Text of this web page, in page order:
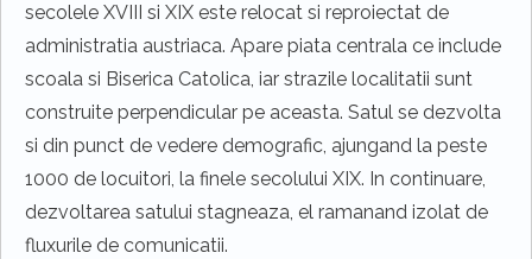
secolele XVIII si XIX este relocat si reproiectat de
administratia austriaca. Apare piata centrala ce include
scoala si Biserica Catolica, iar strazile localitatii sunt
construite perpendicular pe aceasta. Satul se dezvolta
si din punct de vedere demografic, ajungand la peste
1000 de locuitori, la finele secolului XIX. In continuare,
dezvoltarea satului stagneaza, el ramanand izolat de
fluxurile de comunicatii.